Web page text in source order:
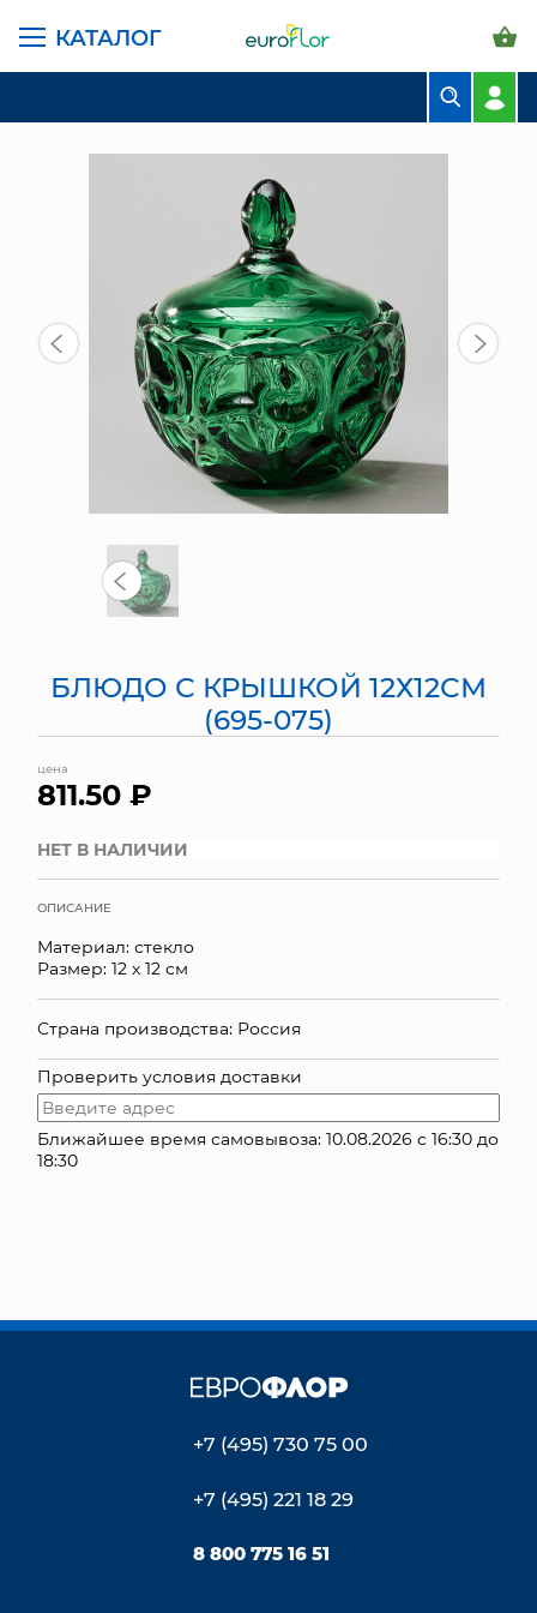
КАТАЛОГ
КОМПОЗИЦИИ
ЦВЕТЫ В ПАЧКАХ
СВАДЕБНАЯ ФЛОРИСТИКА
КОМНАТНЫЕ РАСТЕНИЯ
ГОРШКИ И КАШПО
ГРУНТЫ И УДОБРЕНИЯ
ПРЕДМЕТЫ ИНТЕРЬЕРА
ЯЩИКИ
СУНДУКИ
ОПТОВЫМ КЛИЕНТАМ
ДОСТАВКА И ОПЛАТА
ГЛАВНАЯ СТРАНИЦА КАТАЛОГ
ПРЕДМЕТЫ ИНТЕРЬЕРА
БЛЮДО С КРЫШКОЙ 12Х12СМ
(695-075)
цена
811.50 ₽
НЕТ В НАЛИЧИИ
ОПИСАНИЕ
Материал: стекло
Размер: 12 х 12 см
Страна производства: Россия
Проверить условия доставки
Ближайшее время самовывоза: 10.08.2026 с 16:30 до
18:30
+7 (495) 730 75 00
+7 (495) 221 18 29
8 800 775 16 51